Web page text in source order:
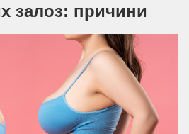
залоз: причини